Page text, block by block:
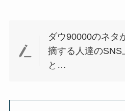
ダウ90000のネタ
摘する人達のSNS
と…